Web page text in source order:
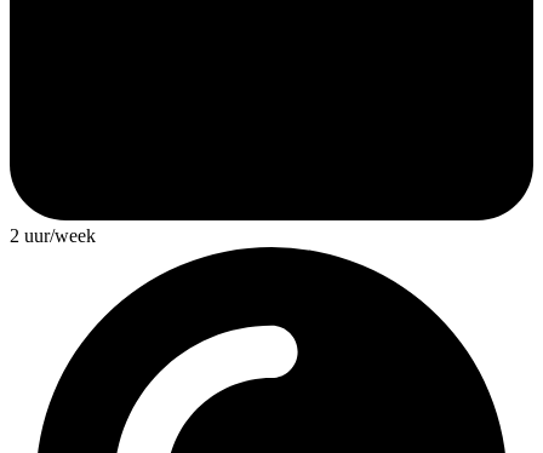
2 uur/week